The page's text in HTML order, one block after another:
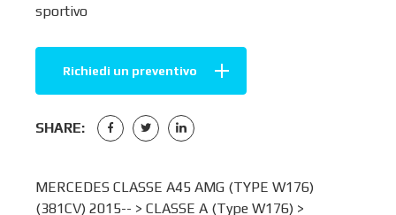
sportivo
Richiedi un preventivo
SHARE:
MERCEDES CLASSE A45 AMG (TYPE W176)
(381CV) 2015-- > CLASSE A (Type W176) >